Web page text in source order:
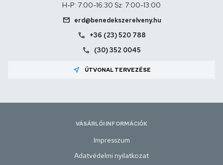
H-P: 7:00-16:30 Sz: 7:00-13:00
mail erd@benedekszerelveny.hu
call +36 (23) 520 788
call (30) 352 0045
near_me ÚTVONAL TERVEZÉSE
VÁSÁRLÓI INFORMÁCIÓK
Impresszum
Adatvédelmi nyilatkozat